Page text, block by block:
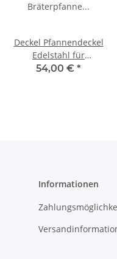
Deckel Pfannendeckel
Edelstahl für
Bräterpfanne
54,00 € *
Informationen